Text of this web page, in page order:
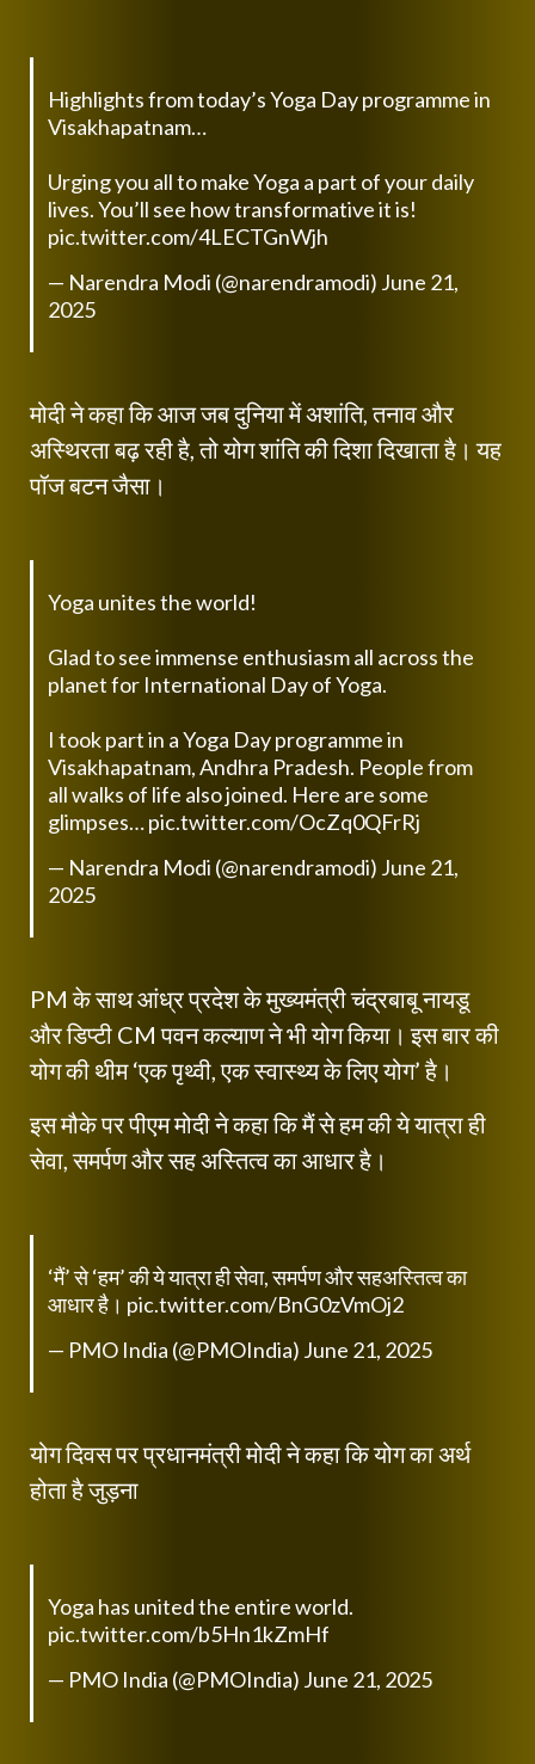
Highlights from today’s Yoga Day programme in
Visakhapatnam…
Urging you all to make Yoga a part of your daily
lives. You’ll see how transformative it is!
pic.twitter.com/4LECTGnWjh
— Narendra Modi (@narendramodi) June 21,
2025
मोदी ने कहा कि आज जब दुनिया में अशांति, तनाव और
अस्थिरता बढ़ रही है, तो योग शांति की दिशा दिखाता है। यह
पॉज बटन जैसा।
Yoga unites the world!
Glad to see immense enthusiasm all across the
planet for International Day of Yoga.
I took part in a Yoga Day programme in
Visakhapatnam, Andhra Pradesh. People from
all walks of life also joined. Here are some
glimpses…pic.twitter.com/OcZq0QFrRj
— Narendra Modi (@narendramodi) June 21,
2025
PM के साथ आंध्र प्रदेश के मुख्यमंत्री चंद्रबाबू नायडू
और डिप्टी CM पवन कल्याण ने भी योग किया। इस बार की
योग की थीम ‘एक पृथ्वी, एक स्वास्थ्य के लिए योग’ है।
इस मौके पर पीएम मोदी ने कहा कि मैं से हम की ये यात्रा ही
सेवा, समर्पण और सह अस्तित्व का आधार है।
‘मैं’ से ‘हम’ की ये यात्रा ही सेवा, समर्पण और सहअस्तित्व का
आधार है। pic.twitter.com/BnG0zVmOj2
— PMO India (@PMOIndia) June 21, 2025
योग दिवस पर प्रधानमंत्री मोदी ने कहा कि योग का अर्थ
होता है जुड़ना
Yoga has united the entire world.
pic.twitter.com/b5Hn1kZmHf
— PMO India (@PMOIndia) June 21, 2025